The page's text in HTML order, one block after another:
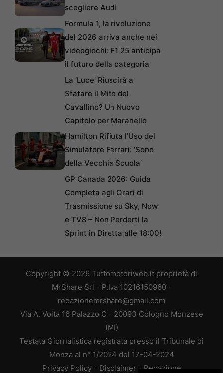
scegliere Audi
Formula 1, la rivoluzione
del 2026 arriva anche nei
videogiochi: F1 25 anticipa
il futuro della categoria
La ‘Luce’ Riuscirà a
Sfatare il Mito del
Cavallino? Un Nuovo
Capitolo per Maranello
Hamilton Rifiuta l’Uso del
Simulatore Ferrari: ‘Sono
della Vecchia Scuola’
GP Canada 2026: Guida
Completa agli Orari di
Trasmissione su Sky, Now
e TV8 – Non Perderti la
Sprint in Diretta alle 18:00!
Copyright © 2026 Tuttomotoriweb.it proprietà di
MrShare Srl - P.Iva 10216150960 -
redazionemrshare@gmail.com
Via A. Volta 16 Palazzo C - 20093 Cologno Monzese
(MI)
Testata Giornalistica registrata presso il Tribunale di
Monza al n° 1/2024 del 17-04-2024
Privacy Policy- Disclaimer - Redazione